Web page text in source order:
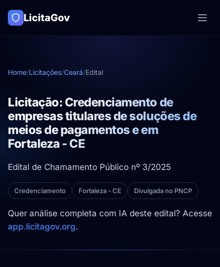
LicitaGov
Home/Licitações/Ceará/Edital
Licitação: Credenciamento de
empresas titulares de soluções de
meios de pagamentos e em
Fortaleza - CE
Edital de Chamamento Público nº 3/2025
Credenciamento Fortaleza - CE Divulgada no PNCP
Quer análise completa com IA deste edital? Acesse
app.licitagov.org.